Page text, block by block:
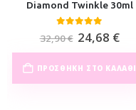
Diamond Twinkle 30ml
out of 5
32,90€ 24,68 €
ΠΡΟΣΘΉΚΗ ΣΤΟ ΚΑΛΆΘΙ